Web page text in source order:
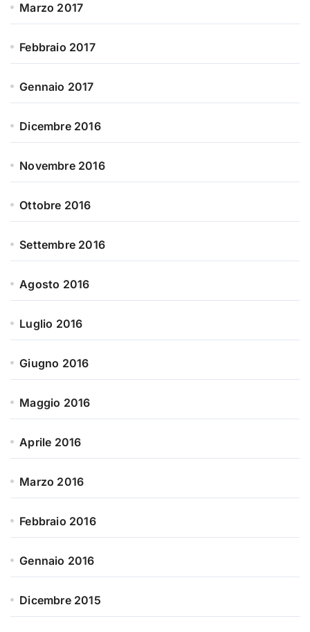
Marzo 2017
Febbraio 2017
Gennaio 2017
Dicembre 2016
Novembre 2016
Ottobre 2016
Settembre 2016
Agosto 2016
Luglio 2016
Giugno 2016
Maggio 2016
Aprile 2016
Marzo 2016
Febbraio 2016
Gennaio 2016
Dicembre 2015